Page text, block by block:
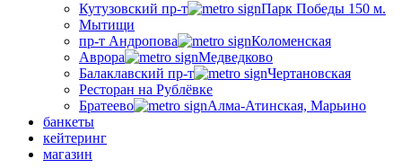
Кутузовский пр-т
Парк Победы 150 м.
Мытищи
пр-т Андропова
Коломенская
Аврора
Медведково
Балаклавский пр-т
Чертановская
Ресторан на Рублёвке
Братеево
Алма-Атинская, Марьино
банкеты
кейтеринг
магазин